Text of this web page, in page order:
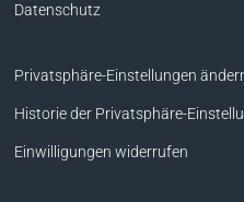
Datenschutz
Privatsphäre-Einstellungen
Historie der Privatsphäre-
Einwilligungen widerrufen